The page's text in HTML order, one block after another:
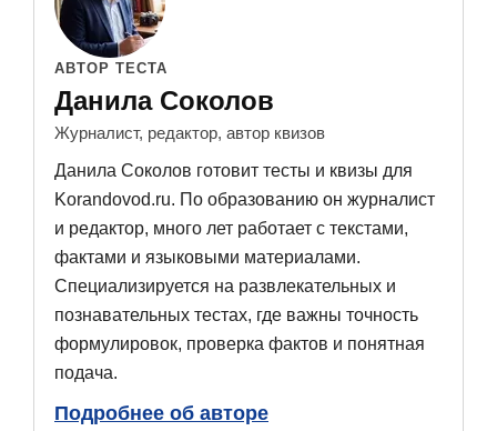
АВТОР ТЕСТА
Данила Соколов
Журналист, редактор, автор квизов
Данила Соколов готовит тесты и квизы для
Korandovod.ru. По образованию он журналист
и редактор, много лет работает с текстами,
фактами и языковыми материалами.
Специализируется на развлекательных и
познавательных тестах, где важны точность
формулировок, проверка фактов и понятная
подача.
Подробнее об авторе